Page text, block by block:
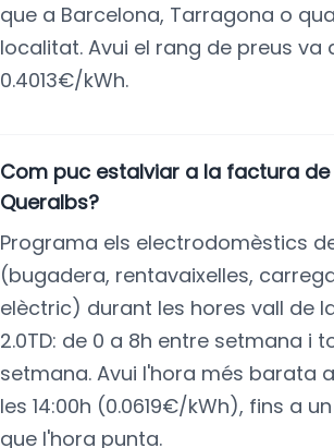
que a Barcelona, Tarragona o
localitat. Avui el rang de preus va
0.4013€/kWh.
Com puc estalviar a la factura de
Queralbs?
Programa els electrodomèstics
(bugadera, rentavaixelles,
elèctric) durant les hores vall de
2.0TD: de 0 a 8h entre setmana i
setmana. Avui l'hora més barata
les 14:00h (0.0619€/kWh), fins a
que l'hora punta.